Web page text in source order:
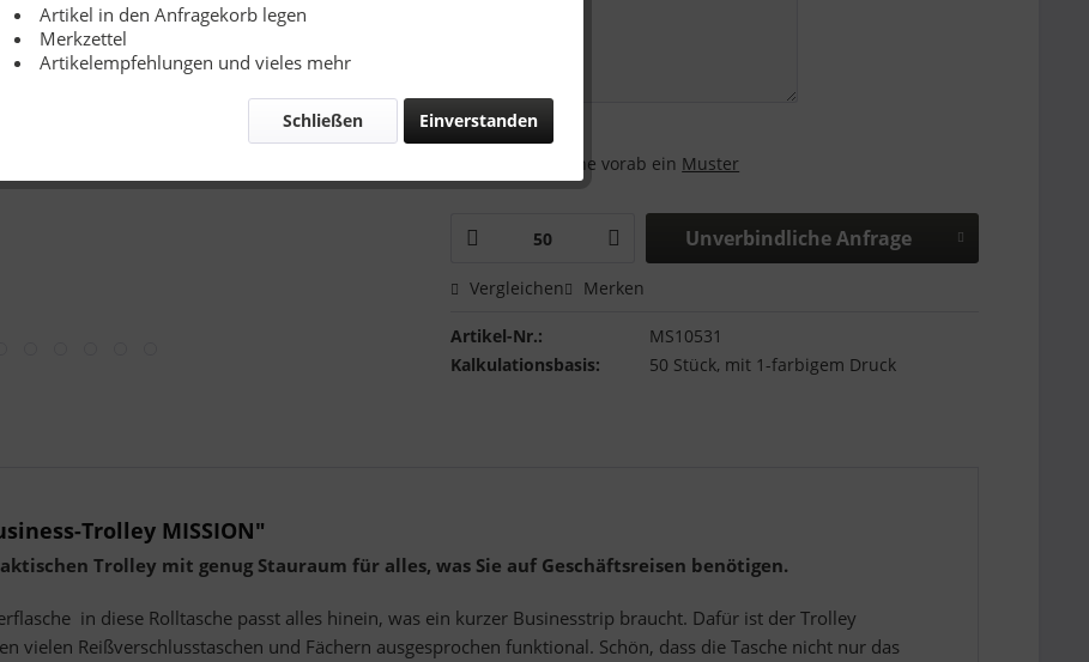
Musterversand:
Ich hätte gerne vorab ein Muster
Unverbindliche Anfrage
Vergleichen Merken
Artikel-Nr.:
MS10531
Kalkulationsbasis:
50 Stück, mit 1-farbigem Druck
Trolley MISSION"
Trolley mit genug Stauraum für alles, was Sie auf Geschäftsreisen benötigen.
 in diese Rolltasche passt alles hinein, was ein kurzer Businesstrip braucht. Dafür ist der Trolley
vielen Reißverschlusstaschen und Fächern ausgesprochen funktional. Schön, dass die Tasche nicht nur das
Artikel in den Anfragekorb legen
Merkzettel
Artikelempfehlungen und vieles mehr
Einverstanden
Schließen